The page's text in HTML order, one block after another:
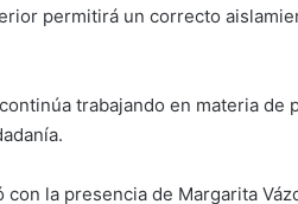
permitirá un correcto
trabajando en materia
la presencia de Margarita